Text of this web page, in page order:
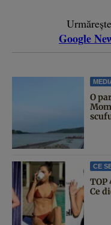
Google
O
CE
TOP
Ce